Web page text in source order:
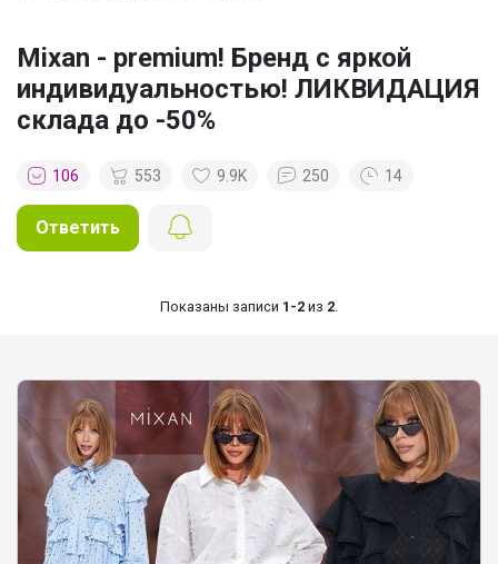
Mixan - premium! Бренд с яркой
индивидуальностью! ЛИКВИДАЦИЯ
склада до -50%
106 553 9.9K 250 14
Ответить
Показаны записи 1-2 из 2